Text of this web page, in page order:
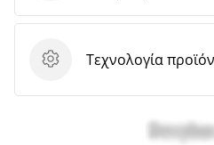
Τεχνολογία προϊόντων
Τεχνολογία